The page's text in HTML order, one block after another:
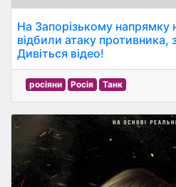
На Запорізькому напрямку
відбили атаку
Дивіться відео!
росіяни Росія Танк